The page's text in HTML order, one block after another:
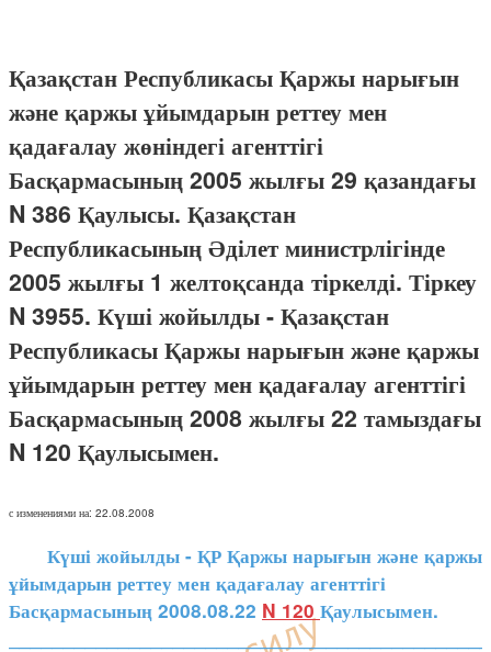
Қазақстан Республикасы Қаржы нарығын
және қаржы ұйымдарын реттеу мен
қадағалау жөніндегі агенттігі
Басқармасының 2005 жылғы 29 қазандағы
N 386 Қаулысы. Қазақстан
Республикасының Әділет министрлігінде
2005 жылғы 1 желтоқсанда тіркелді. Тіркеу
N 3955. Күші жойылды - Қазақстан
Республикасы Қаржы нарығын және қаржы
ұйымдарын реттеу мен қадағалау агенттігі
Басқармасының 2008 жылғы 22 тамыздағы
N 120 Қаулысымен.
с изменениями на: 22.08.2008
Күші жойылды - ҚР Қаржы нарығын және қаржы
ұйымдарын реттеу мен қадағалау агенттігі
Басқармасының 2008.08.22 N 120 Қаулысымен.